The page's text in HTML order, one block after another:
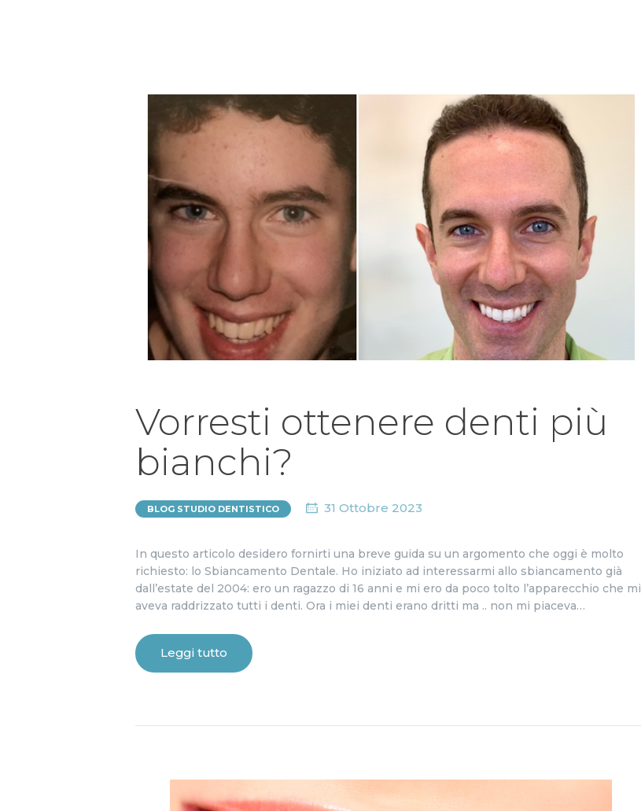
Vorresti ottenere denti più
bianchi?
BLOG STUDIO DENTISTICO 31 Ottobre 2023
In questo articolo desidero fornirti una breve guida su un argomento che oggi è molto
richiesto: lo Sbiancamento Dentale. Ho iniziato ad interessarmi allo sbiancamento già
dall’estate del 2004: ero un ragazzo di 16 anni e mi ero da poco tolto l’apparecchio che mi
aveva raddrizzato tutti i denti. Ora i miei denti erano dritti ma .. non mi piaceva…
Leggi tutto